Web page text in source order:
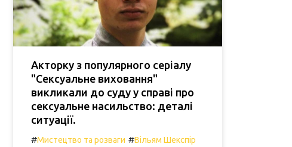
Акторку з популярного серіалу
"Сексуальне виховання"
викликали до суду у справі про
сексуальне насильство: деталі
ситуації.
#Мистецтво та розваги #Вільям Шекспір